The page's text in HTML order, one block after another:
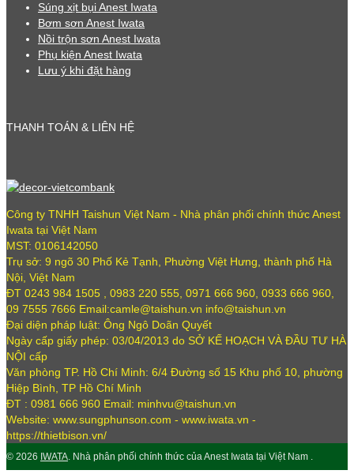
Súng xịt bụi Anest Iwata
Bơm sơn Anest Iwata
Nồi trộn sơn Anest Iwata
Phụ kiện Anest Iwata
Lưu ý khi đặt hàng
THANH TOÁN & LIÊN HỆ
Công ty TNHH Taishun Việt Nam - Nhà phân phối chính thức Anest
Iwata tại Việt Nam
MST: 0106142050
Trụ sở: 9 ngõ 30 Phố Kẻ Tạnh, Phường Việt Hưng, thành phố Hà
Nội, Việt Nam
ĐT 0243 984 1505 , 0983 220 555, 0971 666 960, 0933 666 960,
09 7555 7666 Email:camle@taishun.vn info@taishun.vn
Đại diện pháp luật: Ông Ngô Doãn Quyết
Ngày cấp giấy phép: 03/04/2013 do SỞ KẾ HOẠCH VÀ ĐẦU TƯ HÀ
NỘI cấp
Văn phòng TP. Hồ Chí Minh: 6/4 Đường số 15 Khu phố 10, phường
Hiệp Bình, TP Hồ Chí Minh
ĐT : 0981 666 960 Email: minhvu@taishun.vn
Website: www.sungphunson.com - www.iwata.vn -
https://thietbison.vn/
© 2026 IWATA. Nhà phân phối chính thức của Anest Iwata tại Việt Nam .